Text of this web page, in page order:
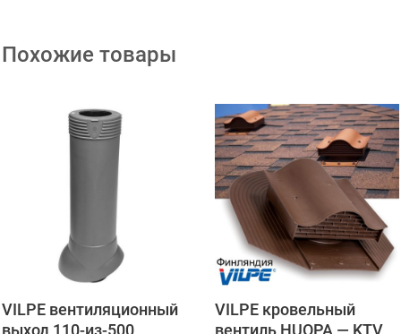
Похожие товары
VILPE вентиляционный
выход 110-из-500
VILPE кровельный
вентиль HUOPA — KTV